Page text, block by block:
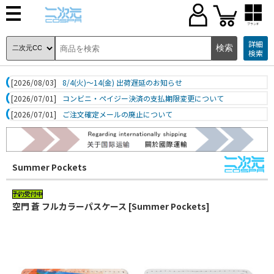
ブランド
詳細
検索
[2026/08/03]
8/4(火)～14(金) 出荷遅延のお知らせ
[2026/07/01]
コンビニ・ペイジー決済の支払期限変更について
[2026/07/01]
ご注文確定メールの廃止について
Summer Pockets
空門 蒼 フルカラーパスケース [Summer Pockets]